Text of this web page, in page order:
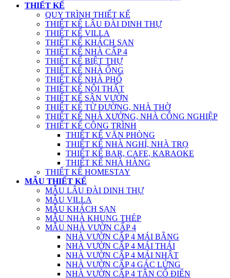
THIẾT KẾ
QUY TRÌNH THIẾT KẾ
THIẾT KẾ LÂU ĐÀI DINH THỰ
THIẾT KẾ VILLA
THIẾT KẾ KHÁCH SẠN
THIẾT KẾ NHÀ CẤP 4
THIẾT KẾ BIỆT THỰ
THIẾT KẾ NHÀ ỐNG
THIẾT KẾ NHÀ PHỐ
THIẾT KẾ NỘI THẤT
THIẾT KẾ SÂN VƯỜN
THIẾT KẾ TỪ ĐƯỜNG, NHÀ THỜ
THIẾT KẾ NHÀ XƯỞNG, NHÀ CÔNG NGHIỆP
THIẾT KẾ CÔNG TRÌNH
THIẾT KẾ VĂN PHÒNG
THIẾT KẾ NHÀ NGHỈ, NHÀ TRỌ
THIẾT KẾ BAR, CAFE, KARAOKE
THIẾT KẾ NHÀ HÀNG
THIẾT KẾ HOMESTAY
MẪU THIẾT KẾ
MẪU LÂU ĐÀI DINH THỰ
MẪU VILLA
MẪU KHÁCH SẠN
MẪU NHÀ KHUNG THÉP
MẪU NHÀ VƯỜN CẤP 4
NHÀ VƯỜN CẤP 4 MÁI BẰNG
NHÀ VƯỜN CẤP 4 MÁI THÁI
NHÀ VƯỜN CẤP 4 MÁI NHẬT
NHÀ VƯỜN CẤP 4 GÁC LỬNG
NHÀ VƯỜN CẤP 4 TÂN CỔ ĐIỂN